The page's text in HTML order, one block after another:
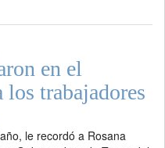
en el
los trabajadores
le recordó a Rosana